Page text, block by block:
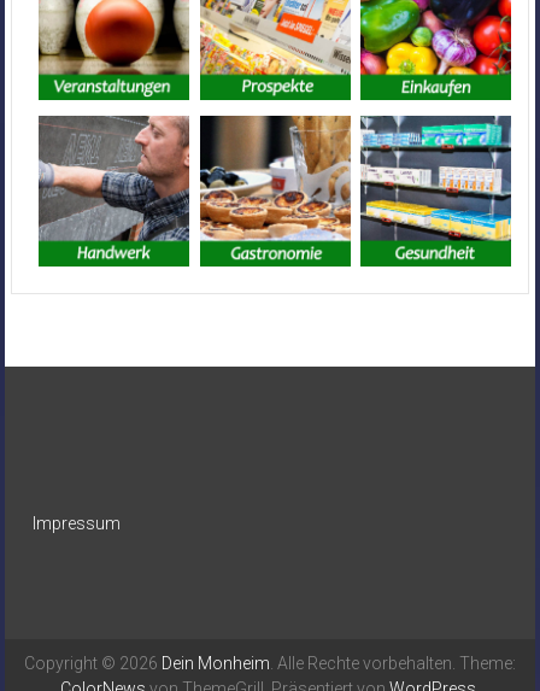
Impressum
Copyright © 2026 Dein Monheim . Alle Rechte vorbehalten. Theme: